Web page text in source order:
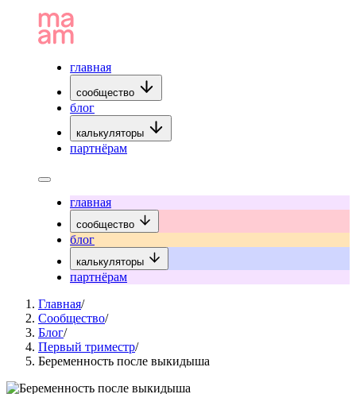
главная
сообщество
блог
калькуляторы
партнёрам
главная
сообщество
блог
калькуляторы
партнёрам
Главная/
Сообщество/
Блог/
Первый триместр/
Беременность после выкидыша